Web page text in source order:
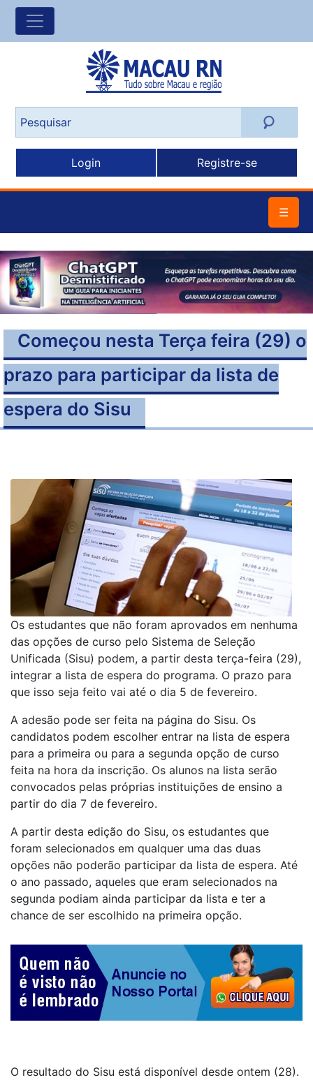
Login Registre-se
☰
Começou nesta Terça feira (29) o
prazo para participar da lista de
espera do Sisu
Os estudantes que não foram aprovados em nenhuma
das opções de curso pelo Sistema de Seleção
Unificada (Sisu) podem, a partir desta terça-feira (29),
integrar a lista de espera do programa. O prazo para
que isso seja feito vai até o dia 5 de fevereiro.
A adesão pode ser feita na página do Sisu. Os
candidatos podem escolher entrar na lista de espera
para a primeira ou para a segunda opção de curso
feita na hora da inscrição. Os alunos na lista serão
convocados pelas próprias instituições de ensino a
partir do dia 7 de fevereiro.
A partir desta edição do Sisu, os estudantes que
foram selecionados em qualquer uma das duas
opções não poderão participar da lista de espera. Até
o ano passado, aqueles que eram selecionados na
segunda podiam ainda participar da lista e ter a
chance de ser escolhido na primeira opção.
O resultado do Sisu está disponível desde ontem (28).